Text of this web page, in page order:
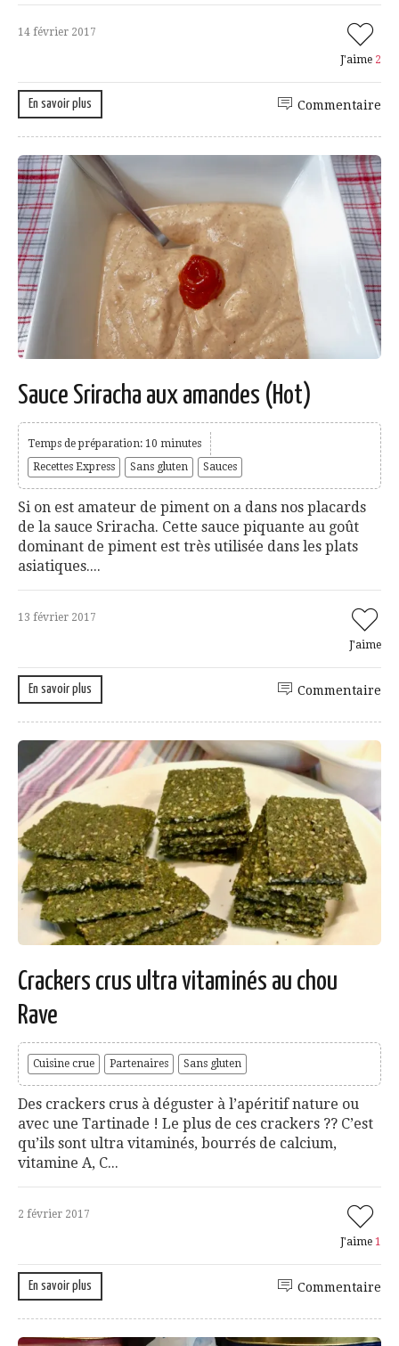
14 février 2017
J'aime 2
En savoir plus Commentaire
Sauce Sriracha aux amandes (Hot)
Temps de préparation: 10 minutes
Recettes Express
Sans gluten Sauces
Si on est amateur de piment on a dans nos placards
de la sauce Sriracha. Cette sauce piquante au goût
dominant de piment est très utilisée dans les plats
asiatiques....
13 février 2017
J'aime
En savoir plus Commentaire
Crackers crus ultra vitaminés au chou
Rave
Cuisine crue Partenaires Sans gluten
Des crackers crus à déguster à l’apéritif nature ou
avec une Tartinade ! Le plus de ces crackers ?? C’est
qu’ils sont ultra vitaminés, bourrés de calcium,
vitamine A, C...
2 février 2017
J'aime 1
En savoir plus Commentaire